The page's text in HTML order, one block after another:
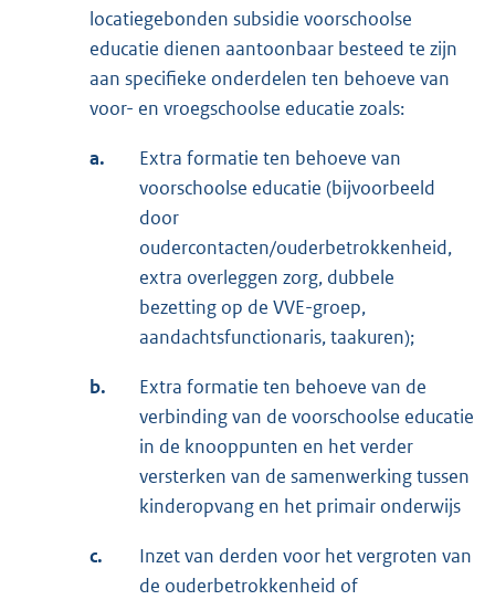
locatiegebonden subsidie voorschoolse
educatie dienen aantoonbaar besteed te zijn
aan specifieke onderdelen ten behoeve van
voor- en vroegschoolse educatie zoals:
a.
Extra formatie ten behoeve van
voorschoolse educatie (bijvoorbeeld
door
oudercontacten/ouderbetrokkenheid,
extra overleggen zorg, dubbele
bezetting op de VVE-groep,
aandachtsfunctionaris, taakuren);
b.
Extra formatie ten behoeve van de
verbinding van de voorschoolse educatie
in de knooppunten en het verder
versterken van de samenwerking tussen
kinderopvang en het primair onderwijs
c.
Inzet van derden voor het vergroten van
de ouderbetrokkenheid of